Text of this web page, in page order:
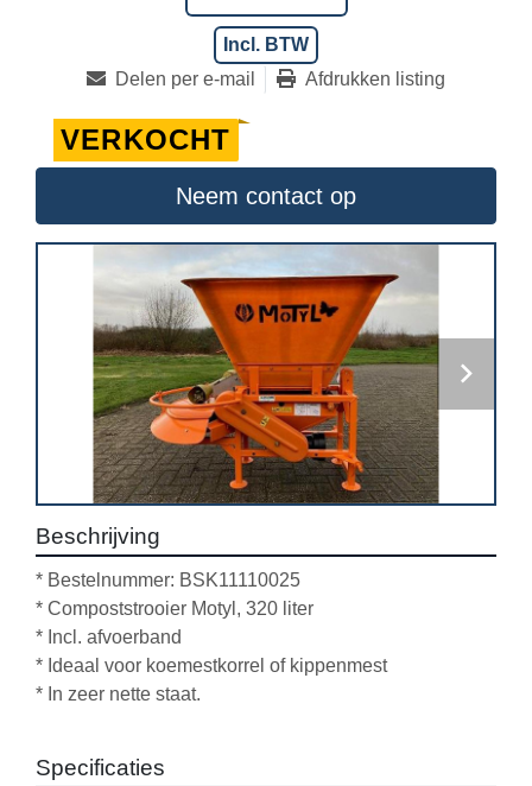
Incl. BTW
Delen per e-mail Afdrukken listing
VERKOCHT
Neem contact op
Beschrijving
* Bestelnummer: BSK11110025
* Compoststrooier Motyl, 320 liter
* Incl. afvoerband
* Ideaal voor koemestkorrel of kippenmest
* In zeer nette staat.
Specificaties